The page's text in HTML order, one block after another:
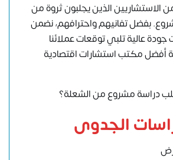
الاستشاريين الذين يجلبون ثروة من
بفضل تفانيهم واحترافهم، نضمن
عالية تلبي توقعات عملائنا
أفضل مكتب استشارات اقتصادية
دراسة مشروع من الشعلة؟
الجدوى